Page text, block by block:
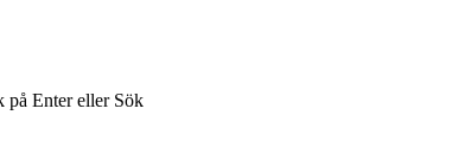
på Enter eller Sök